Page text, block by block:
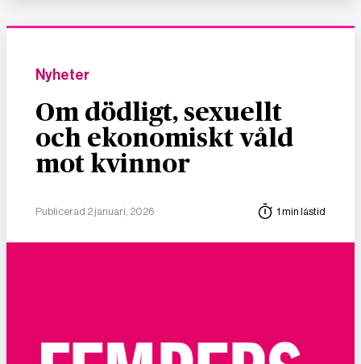
Nyheter
Om dödligt, sexuellt
och ekonomiskt våld
mot kvinnor
Publicerad 2 januari, 2026 1 min lästid